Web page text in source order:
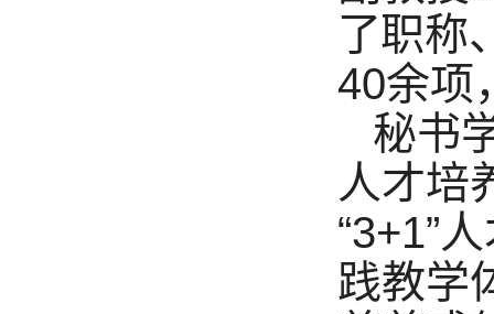
了职称
40余项
秘书
人才培
“3+1”
践教学